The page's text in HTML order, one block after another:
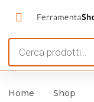
search
Home Shop